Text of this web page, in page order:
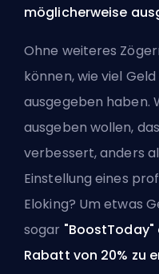
möglicherweise
Ohne weiteres
können, wie viel
ausgegeben haben.
ausgeben wollen,
verbessert, anders
Einstellung eines
Eloking? Um etwas
sogar "BoostToday"
Rabatt von 20% zu